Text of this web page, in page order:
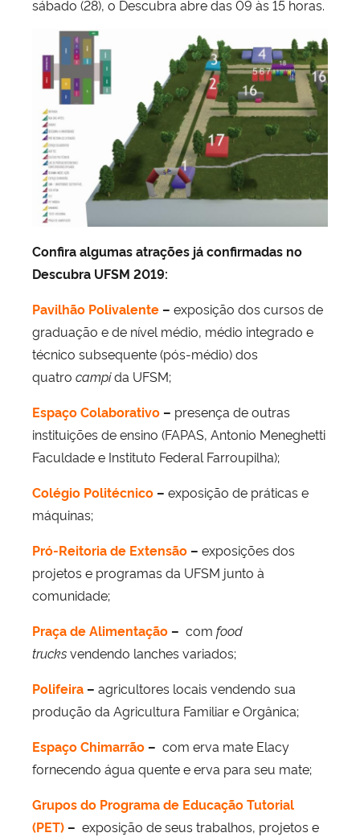
sábado (28), o Descubra abre das 09 às 15 horas.
Confira algumas atrações já confirmadas no
Descubra UFSM 2019:
Pavilhão Polivalente – exposição dos cursos de
graduação e de nível médio, médio integrado e
técnico subsequente (pós-médio) dos
quatro campida UFSM;
Espaço Colaborativo – presença de outras
instituições de ensino (FAPAS, Antonio Meneghetti
Faculdade e Instituto Federal Farroupilha);
Colégio Politécnico – exposição de práticas e
máquinas;
Pró-Reitoria de Extensão – exposições dos
projetos e programas da UFSM junto à
comunidade;
Praça de Alimentação – com food
trucksvendendo lanches variados;
Polifeira – agricultores locais vendendo sua
produção da Agricultura Familiar e Orgânica;
Espaço Chimarrão – com erva mate Elacy
fornecendo água quente e erva para seu mate;
Grupos do Programa de Educação Tutorial
(PET) – exposição de seus trabalhos, projetos e